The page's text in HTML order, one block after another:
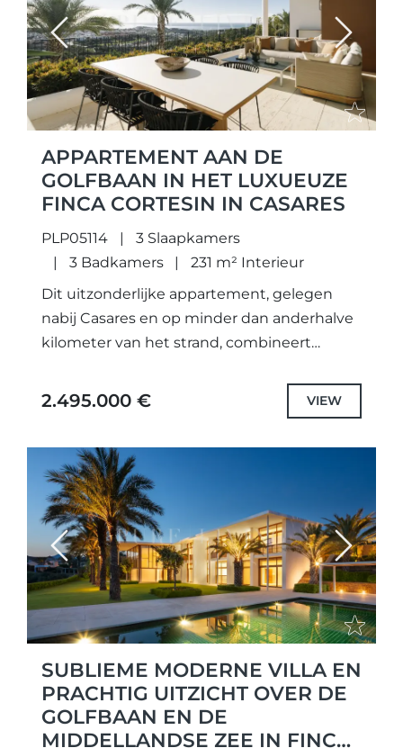
Previous Next
APPARTEMENT AAN DE
GOLFBAAN IN HET LUXUEUZE
FINCA CORTESIN IN CASARES
PLP05114
3 Slaapkamers
3 Badkamers
231 m² Interieur
Dit uitzonderlijke appartement, gelegen
nabij Casares en op minder dan anderhalve
kilometer van het strand, combineert
van een vijfsterrenresort. Ideaal gelegen
2.495.000 € VIEW
Previous Next
SUBLIEME MODERNE VILLA EN
PRACHTIG UITZICHT OVER DE
GOLFBAAN EN DE
MIDDELLANDSE ZEE IN FINCA